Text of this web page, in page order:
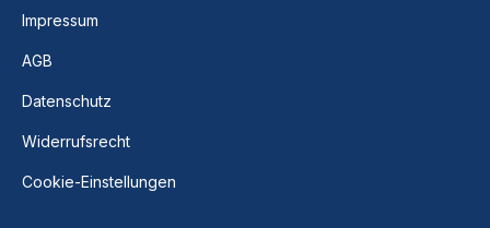
Impressum
AGB
Datenschutz
Widerrufsrecht
Cookie-Einstellungen